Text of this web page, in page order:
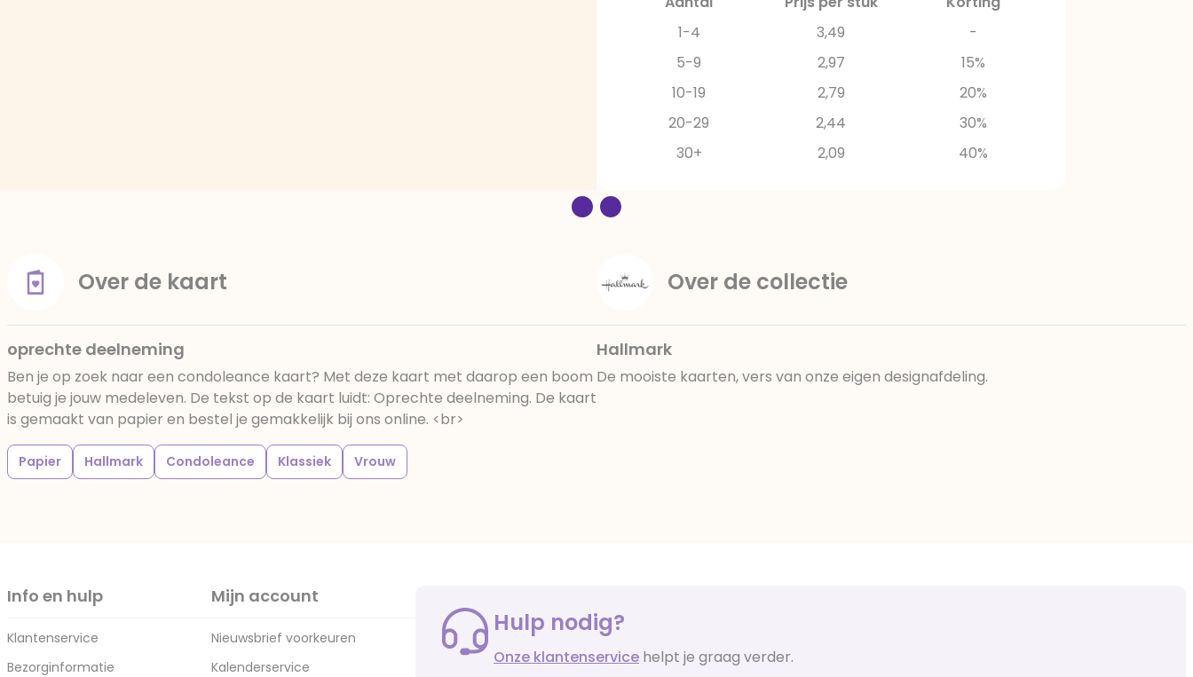
1-4
3,49
-
5-9
2,97
15%
10-19
2,79
20%
20-29
2,44
30%
30+
2,09 40%
Over de kaart
oprechte deelneming
Ben je op zoek naar een condoleance kaart? Met deze kaart met daarop een boom
betuig je jouw medeleven. De tekst op de kaart luidt: Oprechte deelneming. De kaart
is gemaakt van papier en bestel je gemakkelijk bij ons online. <br>
Papier Hallmark Condoleance Klassiek Vrouw
Over de collectie
Hallmark
De mooiste kaarten, vers van onze eigen designafdeling.
Info en hulp
Klantenservice
Bezorginformatie
Mijn account
Nieuwsbrief voorkeuren
Kalenderservice
Hulp nodig?
Onze klantenservice helpt je graag verder.